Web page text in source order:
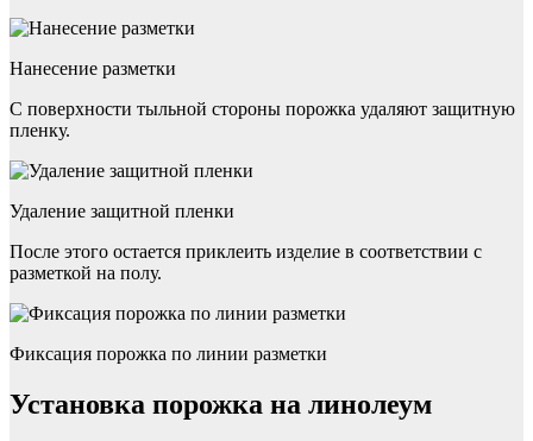
Нанесение разметки
С поверхности тыльной стороны порожка удаляют защитную
пленку.
Удаление защитной пленки
После этого остается приклеить изделие в соответствии с
разметкой на полу.
Фиксация порожка по линии разметки
Установка порожка на линолеум